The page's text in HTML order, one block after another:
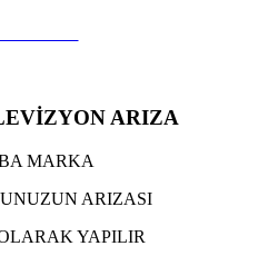
ARIZA
MARKA
ARIZASI
YAPILIR